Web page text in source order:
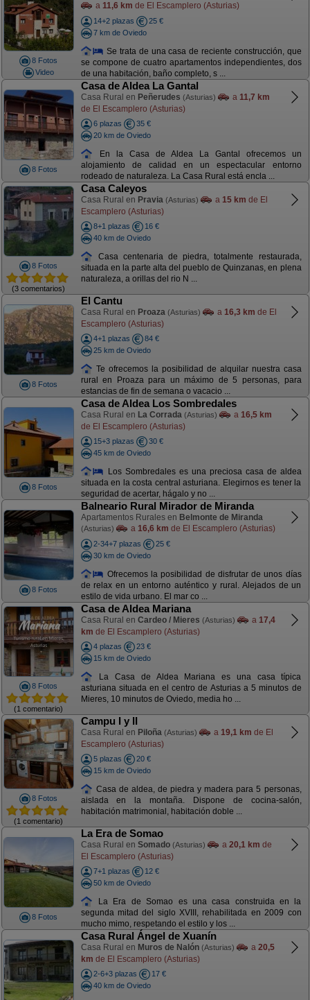
8 Fotos
Video
a 11,6 km de El Escamplero (Asturias)
14+2 plazas
25 €
7 km de Oviedo
Se trata de una casa de reciente construcción, que
se compone de cuatro apartamentos independientes, dos
de una habitación, baño completo, s ...
8 Fotos
Casa de Aldea La Gantal
Casa Rural en Peñerudes (Asturias) a 11,7 km
de El Escamplero (Asturias)
6 plazas
35 €
20 km de Oviedo
En la Casa de Aldea La Gantal ofrecemos un
alojamiento de calidad en un espectacular entorno
rodeado de naturaleza. La Casa Rural está encla ...
8 Fotos
(3 comentarios)
Casa Caleyos
Casa Rural en Pravia (Asturias) a 15 km de El
Escamplero (Asturias)
8+1 plazas
16 €
40 km de Oviedo
Casa centenaria de piedra, totalmente restaurada,
situada en la parte alta del pueblo de Quinzanas, en plena
naturaleza, a orillas del rio N ...
8 Fotos
El Cantu
Casa Rural en Proaza (Asturias) a 16,3 km de El
Escamplero (Asturias)
4+1 plazas
84 €
25 km de Oviedo
Te ofrecemos la posibilidad de alquilar nuestra casa
rural en Proaza para un máximo de 5 personas, para
estancias de fin de semana o vacacio ...
8 Fotos
Casa de Aldea Los Sombredales
Casa Rural en La Corrada (Asturias) a 16,5 km
de El Escamplero (Asturias)
15+3 plazas
30 €
45 km de Oviedo
Los Sombredales es una preciosa casa de aldea
situada en la costa central asturiana. Elegirnos es tener la
seguridad de acertar, hágalo y no ...
8 Fotos
Balneario Rural Mirador de Miranda
Apartamentos Rurales en Belmonte de Miranda
(Asturias) a 16,6 km de El Escamplero (Asturias)
2-34+7 plazas
25 €
30 km de Oviedo
Ofrecemos la posibilidad de disfrutar de unos días
de relax en un entorno auténtico y rural. Alejados de un
estilo de vida urbano. El mar co ...
8 Fotos
(1 comentario)
Casa de Aldea Mariana
Casa Rural en Cardeo / Mieres (Asturias) a 17,4
km de El Escamplero (Asturias)
4 plazas
23 €
15 km de Oviedo
La Casa de Aldea Mariana es una casa típica
asturiana situada en el centro de Asturias a 5 minutos de
Mieres, 10 minutos de Oviedo, media ho ...
8 Fotos
(1 comentario)
Campu I y II
Casa Rural en Piloña (Asturias) a 19,1 km de El
Escamplero (Asturias)
5 plazas
20 €
15 km de Oviedo
Casa de aldea, de piedra y madera para 5 personas,
aislada en la montaña. Dispone de cocina-salón,
habitación matrimonial, habitación doble ...
8 Fotos
La Era de Somao
Casa Rural en Somado (Asturias) a 20,1 km de
El Escamplero (Asturias)
7+1 plazas
12 €
50 km de Oviedo
La Era de Somao es una casa construida en la
segunda mitad del siglo XVIII, rehabilitada en 2009 con
mucho mimo, respetando el estilo y los ...
Casa Rural Ángel de Xuanín
Casa Rural en Muros de Nalón (Asturias) a 20,5
km de El Escamplero (Asturias)
2-6+3 plazas
17 €
40 km de Oviedo